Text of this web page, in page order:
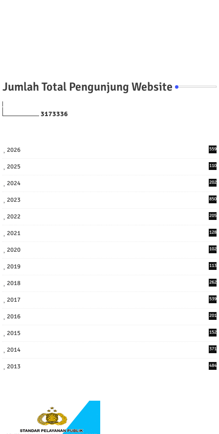
Jumlah Total Pengunjung Website
3173336
2026 559
2025
110
2024
202
2023 850
2022
205
2021
128
2020
102
2019
113
2018
262
2017
539
2016
201
2015 152
2014 371
2013 484